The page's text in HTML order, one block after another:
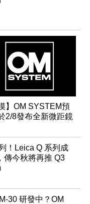
】OM SYSTEM預
2/8發布全新微距鏡
！Leica Q 系列成
傳今秋將再推 Q3
30 研發中？OM